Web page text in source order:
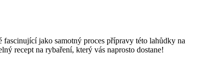
jako samotný proces přípravy této lahůdky na
recept na rybaření, který vás naprosto dostane!